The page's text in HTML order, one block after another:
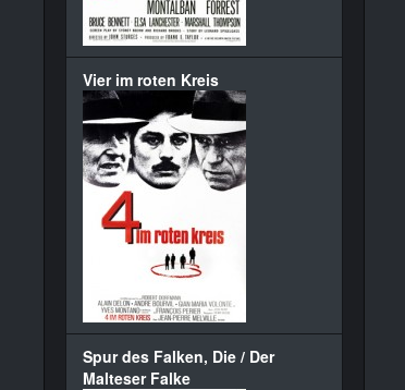
Vier im roten Kreis
Spur des Falken, Die / Der
Malteser Falke